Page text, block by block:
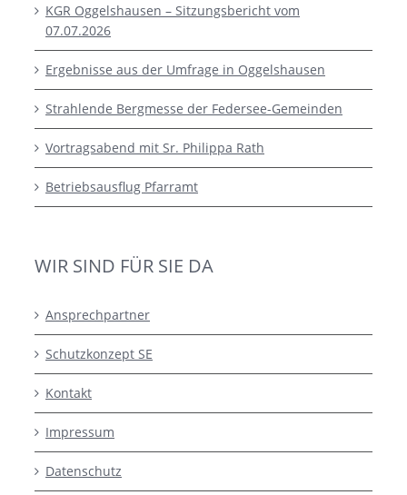
KGR Oggelshausen – Sitzungsbericht vom
07.07.2026
Ergebnisse aus der Umfrage in Oggelshausen
Strahlende Bergmesse der Federsee-Gemeinden
Vortragsabend mit Sr. Philippa Rath
Betriebsausflug Pfarramt
WIR SIND FÜR SIE DA
Ansprechpartner
Schutzkonzept SE
Kontakt
Impressum
Datenschutz